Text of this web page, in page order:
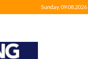
Sunday, 09.08.2026